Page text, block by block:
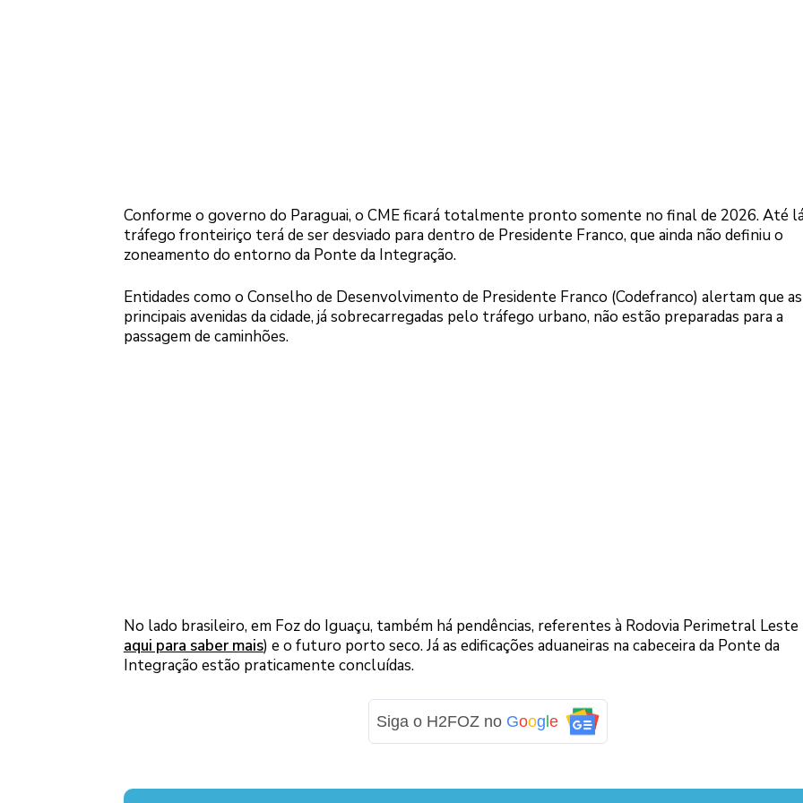
Conforme o governo do Paraguai, o CME ficará totalmente pronto somente no final de 2026. Até
tráfego fronteiriço terá de ser desviado para dentro de Presidente Franco, que ainda não definiu o
zoneamento do entorno da Ponte da Integração.
Entidades como o Conselho de Desenvolvimento de Presidente Franco (Codefranco) alertam que as
principais avenidas da cidade, já sobrecarregadas pelo tráfego urbano, não estão preparadas para a
passagem de caminhões.
No lado brasileiro, em Foz do Iguaçu, também há pendências, referentes à Rodovia Perimetral Leste
aqui para saber mais) e o futuro porto seco. Já as edificações aduaneiras na cabeceira da Ponte da
Integração estão praticamente concluídas.
Siga o H2FOZ no Google